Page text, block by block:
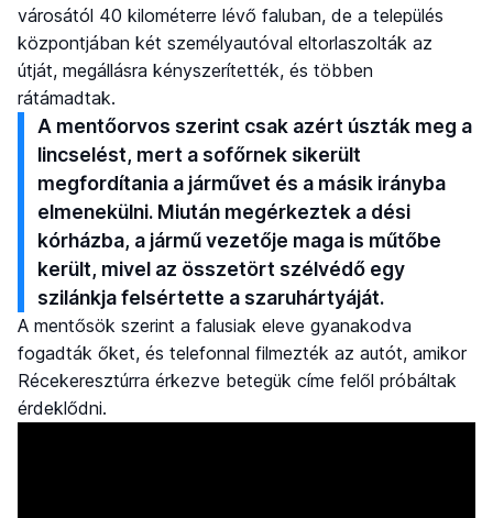
városától 40 kilométerre lévő faluban, de a település
központjában két személyautóval eltorlaszolták az
útját, megállásra kényszerítették, és többen
rátámadtak.
A mentőorvos szerint csak azért úszták meg a
lincselést, mert a sofőrnek sikerült
megfordítania a járművet és a másik irányba
elmenekülni. Miután megérkeztek a dési
kórházba, a jármű vezetője maga is műtőbe
került, mivel az összetört szélvédő egy
szilánkja felsértette a szaruhártyáját.
A mentősök szerint a falusiak eleve gyanakodva
fogadták őket, és telefonnal filmezték az autót, amikor
Récekeresztúrra érkezve betegük címe felől próbáltak
érdeklődni.